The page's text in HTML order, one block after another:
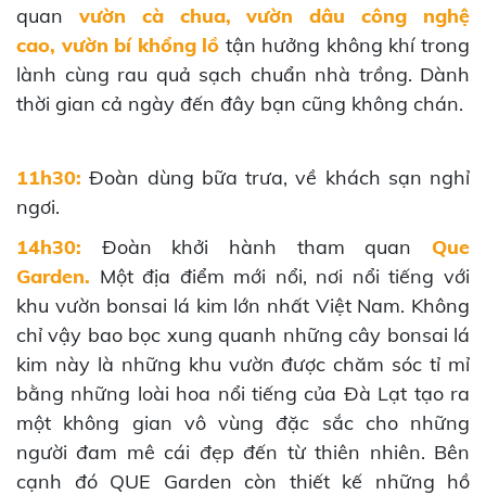
quan vườn cà chua, vườn dâu công nghệ
cao, vườn bí khổng lồ tận hưởng không khí trong
lành cùng rau quả sạch chuẩn nhà trồng. Dành
thời gian cả ngày đến đây bạn cũng không chán.
11h30: Đoàn dùng bữa trưa, về khách sạn nghỉ
ngơi.
14h30: Đoàn khởi hành tham quan Que
Garden. Một địa điểm mới nổi, nơi nổi tiếng với
khu vườn bonsai lá kim lớn nhất Việt Nam. Không
chỉ vậy bao bọc xung quanh những cây bonsai lá
kim này là những khu vườn được chăm sóc tỉ mỉ
bằng những loài hoa nổi tiếng của Đà Lạt tạo ra
một không gian vô vùng đặc sắc cho những
người đam mê cái đẹp đến từ thiên nhiên. Bên
cạnh đó QUE Garden còn thiết kế những hồ